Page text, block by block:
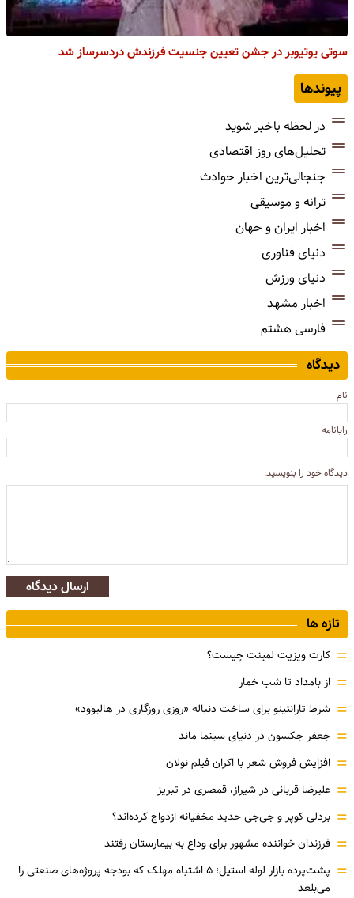
سوتی یوتیوبر در جشن تعیین جنسیت فرزندش دردسرساز شد
پیوندها
در لحظه باخبر شوید
تحلیل‌های روز اقتصادی
جنجالی‌ترین اخبار حوادث
ترانه و موسیقی
اخبار ایران و جهان
دنیای فناوری
دنیای ورزش
اخبار مشهد
فارسی هشتم
دیدگاه
نام
رایانامه
دیدگاه خود را بنویسید:
ارسال دیدگاه
تازه ها
= کارت ویزیت لمینت چیست؟
= از بامداد تا شب خمار
= شرط تارانتینو برای ساخت دنباله «روزی روزگاری در هالیوود»
= جعفر جکسون در دنیای سینما ماند
= افزایش فروش شعر با اکران فیلم نولان
= علیرضا قربانی در شیراز، قمصری در تبریز
= بردلی کوپر و جی‌جی حدید مخفیانه ازدواج کرده‌اند؟
= فرزندان خواننده مشهور برای وداع به بیمارستان رفتند
=
پشت‌پرده بازار لوله استیل؛ ۵ اشتباه مهلک که بودجه پروژه‌های صنعتی را
می‌بلعد